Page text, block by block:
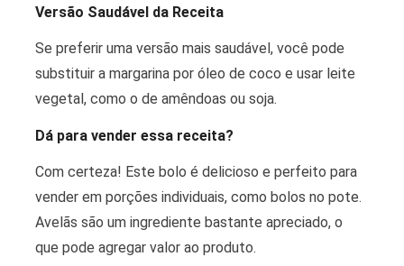
Versão Saudável da Receita
Se preferir uma versão mais saudável, você pode
substituir a margarina por óleo de coco e usar leite
vegetal, como o de amêndoas ou soja.
Dá para vender essa receita?
Com certeza! Este bolo é delicioso e perfeito para
vender em porções individuais, como bolos no pote.
Avelãs são um ingrediente bastante apreciado, o
que pode agregar valor ao produto.